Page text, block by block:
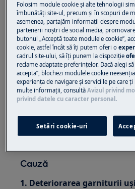
Se aplică
Uscător de spălat
Masini de spalat rufe
Soluție
1. Contactați un centru de
deformat, vă recomandăm
unui inginer de service
Cauză
1. Deteriorarea garniturii
Folosim module cookie și alte tehnologii
îmbunătăţi site-ul, precum și în scopuri de
asemenea, partajăm informaţii despre
partenerii noștri de social media,
butonul „Acceptă toate modulele cookie”,
cookie, astfel încât să îţi putem oferi o
cadrul site-ului, să îţi punem la dispoziţie
reclame adaptate preferinţelor. Dacă alegi
accepta”, blochezi modulele cookie
experienţa de navigare și serviciile pe care
multe informaţii, consultăAvizul privind
privind datele cu caracter personal .
Setări cookie-uri